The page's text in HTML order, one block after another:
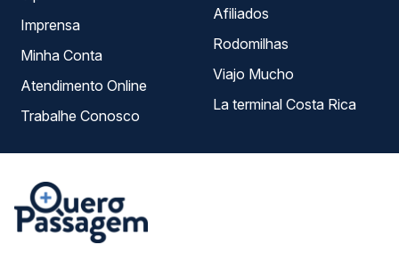
Imprensa
Minha Conta
Atendimento Online
Trabalhe Conosco
Afiliados
Rodomilhas
Viajo Mucho
La terminal Costa Rica